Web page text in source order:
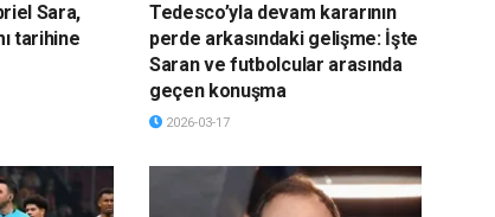
Sara,
tarihine
Tedesco’yla devam kararının
perde arkasındaki gelişme: İşte
Saran ve futbolcular arasında
geçen konuşma
2026-03-17